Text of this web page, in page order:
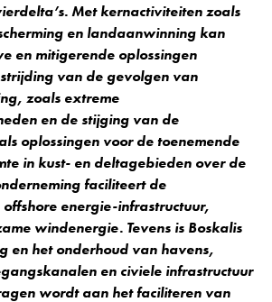
Met kernactiviteiten zoals
en landaanwinning kan
en mitigerende oplossingen
van de gevolgen van
zoals extreme
en de stijging van de
oplossingen voor de toenemende
in kust- en deltagebieden over de
faciliteert de
energie-infrastructuur,
windenergie. Tevens is Boskalis
en het onderhoud van havens,
en civiele infrastructuur
wordt aan het faciliteren van